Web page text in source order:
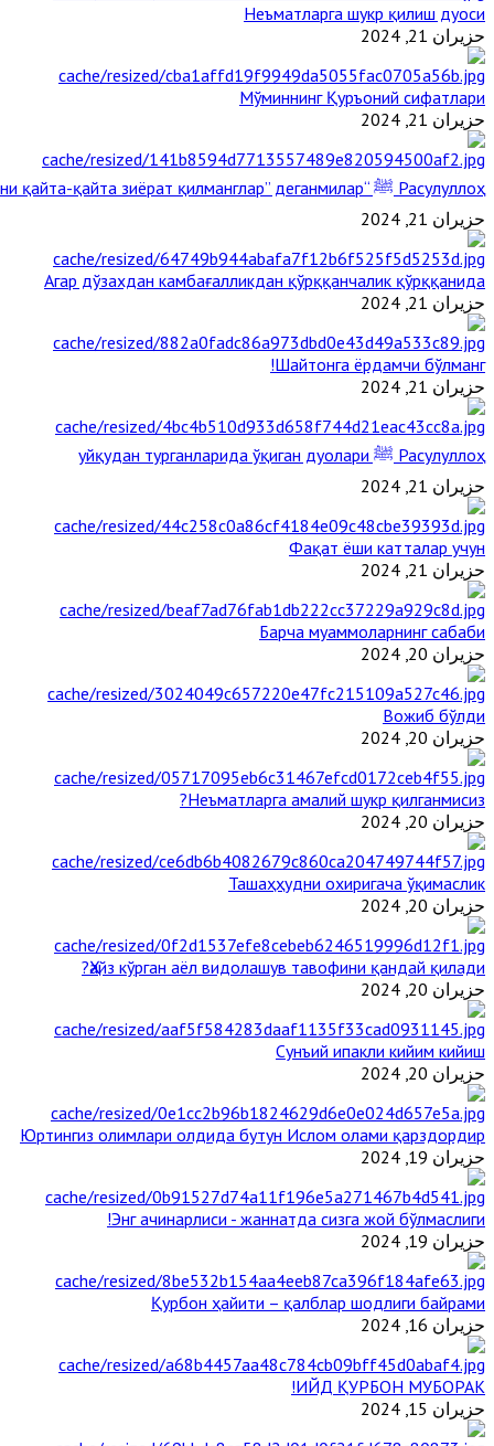
Неъматларга шукр қилиш дуоси
حزيران 21, 2024
Мўминнинг Қуръоний сифатлари
حزيران 21, 2024
Расулуллоҳ ﷺ “Қабримни қайта-қайта зиёрат қилманглар” деганмилар?
حزيران 21, 2024
Агар дўзахдан камбағалликдан қўрққанчалик қўрққанида
حزيران 21, 2024
Шайтонга ёрдамчи бўлманг!
حزيران 21, 2024
Расулуллоҳ ﷺ уйқудан турганларида ўқиган дуолари
حزيران 21, 2024
Фақат ёши катталар учун
حزيران 21, 2024
Барча муаммоларнинг сабаби
حزيران 20, 2024
Вожиб бўлди
حزيران 20, 2024
Неъматларга амалий шукр қилганмисиз?
حزيران 20, 2024
Ташаҳҳудни охиригача ўқимаслик
حزيران 20, 2024
Ҳайз кўрган аёл видолашув тавофини қандай қилади?
حزيران 20, 2024
Сунъий ипакли кийим кийиш
حزيران 20, 2024
Юртингиз олимлари олдида бутун Ислом олами қарздордир
حزيران 19, 2024
Энг ачинарлиси - жаннатда сизга жой бўлмаслиги!
حزيران 19, 2024
Қурбон ҳайити – қалблар шодлиги байрами
حزيران 16, 2024
ИЙД ҚУРБОН МУБОРАК!
حزيران 15, 2024